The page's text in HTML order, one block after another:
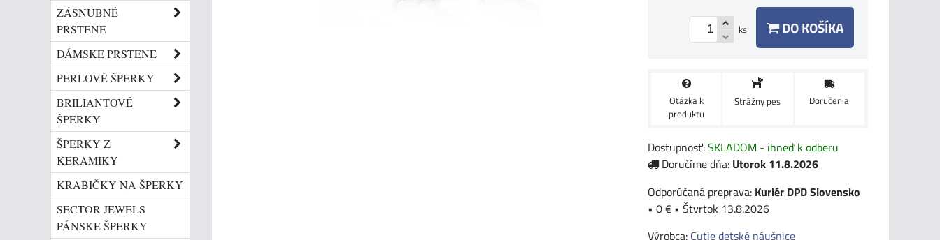
ks DO KOŠÍKA
Otázka k
produktu
Strážny pes Doručenia
Dostupnosť:SKLADOM - ihneď k odberu
Doručíme dňa: Utorok 11.8.2026
Kuriér DPD Slovensko
• 0 € • Štvrtok 13.8.2026
Výrobca: Cutie detské náušnice
ZÁSNUBNÉ
PRSTENE
DÁMSKE PRSTENE
PERLOVÉ ŠPERKY
BRILIANTOVÉ
ŠPERKY
ŠPERKY Z
KERAMIKY
KRABIČKY NA ŠPERKY
SECTOR JEWELS
PÁNSKE ŠPERKY